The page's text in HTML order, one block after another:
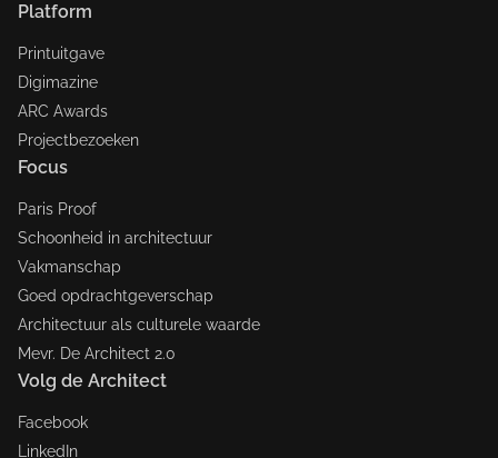
Platform
Printuitgave
Digimazine
ARC Awards
Projectbezoeken
Focus
Paris Proof
Schoonheid in architectuur
Vakmanschap
Goed opdrachtgeverschap
Architectuur als culturele waarde
Mevr. De Architect 2.0
Volg de Architect
Facebook
LinkedIn